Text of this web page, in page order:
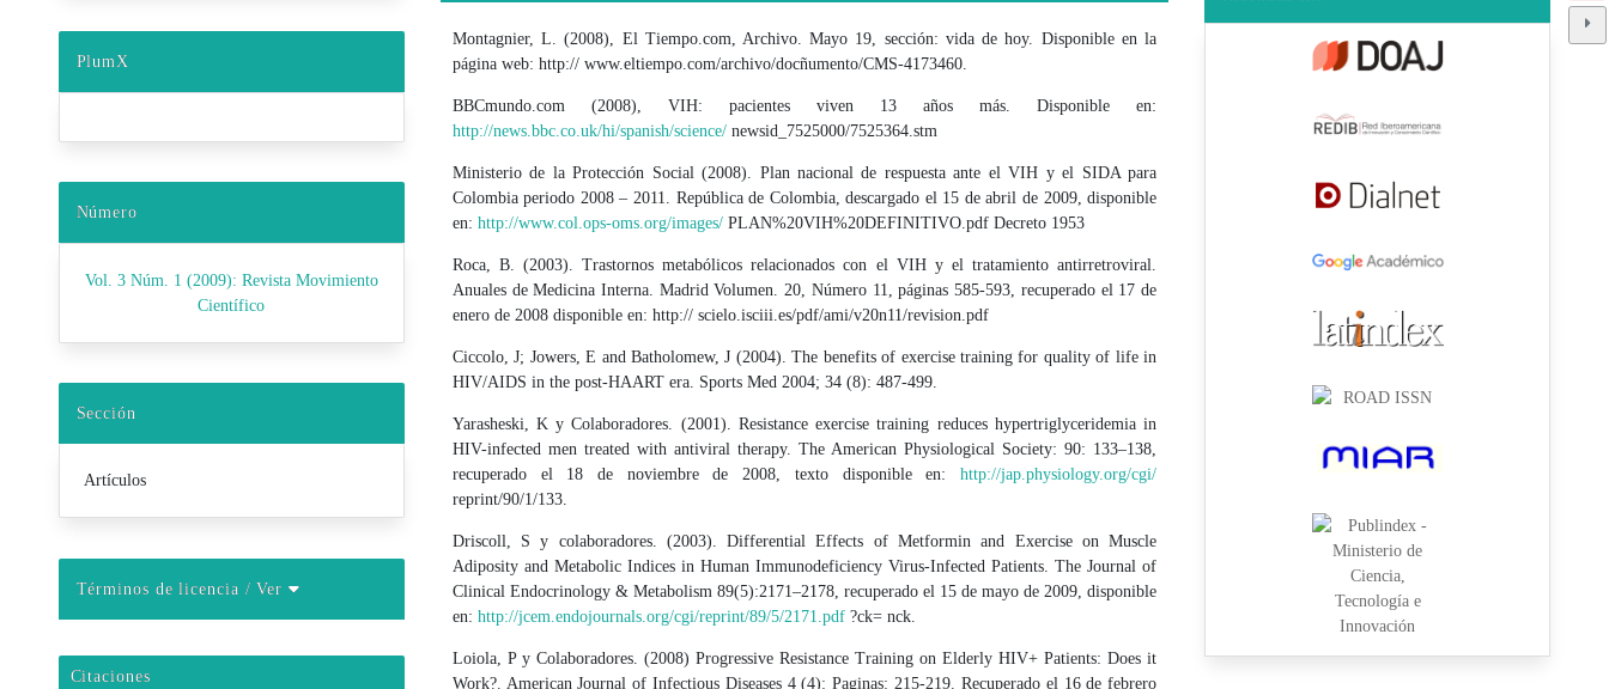
PlumX
Número
Vol. 3 Núm. 1 (2009): Revista Movimiento
Científico
Sección
Artículos
Términos de licencia / Ver
Citaciones
Montagnier, L. (2008), El Tiempo.com, Archivo. Mayo 19, sección: vida de hoy. Disponible en la
página web: http:// www.eltiempo.com/archivo/docñumento/CMS-4173460.
BBCmundo.com (2008), VIH: pacientes viven 13 años más. Disponible en:
http://news.bbc.co.uk/hi/spanish/science/newsid_7525000/7525364.stm
Ministerio de la Protección Social (2008). Plan nacional de respuesta ante el VIH y el SIDA para
Colombia periodo 2008 – 2011. República de Colombia, descargado el 15 de abril de 2009, disponible
en: http://www.col.ops-oms.org/images/PLAN%20VIH%20DEFINITIVO.pdf Decreto 1953
Roca, B. (2003). Trastornos metabólicos relacionados con el VIH y el tratamiento antirretroviral.
Anuales de Medicina Interna. Madrid Volumen. 20, Número 11, páginas 585-593, recuperado el 17 de
enero de 2008 disponible en: http:// scielo.isciii.es/pdf/ami/v20n11/revision.pdf
Ciccolo, J; Jowers, E and Batholomew, J (2004). The benefits of exercise training for quality of life in
HIV/AIDS in the post-HAART era. Sports Med 2004; 34 (8): 487-499.
Yarasheski, K y Colaboradores. (2001). Resistance exercise training reduces hypertriglyceridemia in
HIV-infected men treated with antiviral therapy. The American Physiological Society: 90: 133–138,
recuperado el 18 de noviembre de 2008, texto disponible en:http://jap.physiology.org/cgi/
reprint/90/1/133.
Driscoll, S y colaboradores. (2003). Differential Effects of Metformin and Exercise on Muscle
Adiposity and Metabolic Indices in Human Immunodeficiency Virus-Infected Patients. The Journal of
Clinical Endocrinology & Metabolism 89(5):2171–2178, recuperado el 15 de mayo de 2009, disponible
en: http://jcem.endojournals.org/cgi/reprint/89/5/2171.pdf?ck= nck.
Loiola, P y Colaboradores. (2008) Progressive Resistance Training on Elderly HIV+ Patients: Does it
Work?. American Journal of Infectious Diseases 4 (4): Paginas: 215-219. Recuperado el 16 de febrero